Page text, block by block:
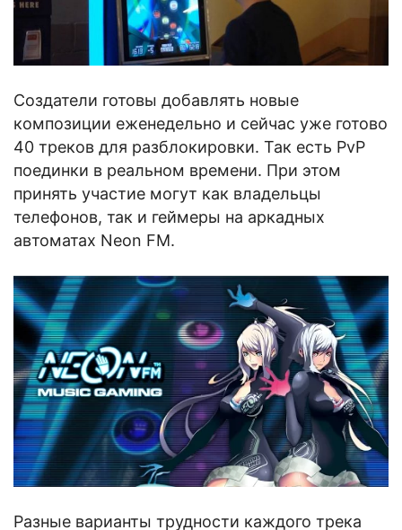
Создатели готовы добавлять новые
композиции еженедельно и сейчас уже готово
40 треков для разблокировки. Так есть PvP
поединки в реальном времени. При этом
принять участие могут как владельцы
телефонов, так и геймеры на аркадных
автоматах Neon FM.
Разные варианты трудности каждого трека